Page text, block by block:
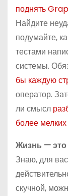
поднять
Найдите
подумайте,
тестами
системы.
бы каждую
оператор.
ли смысл
более
Жизнь — это
Знаю, для
скучной,